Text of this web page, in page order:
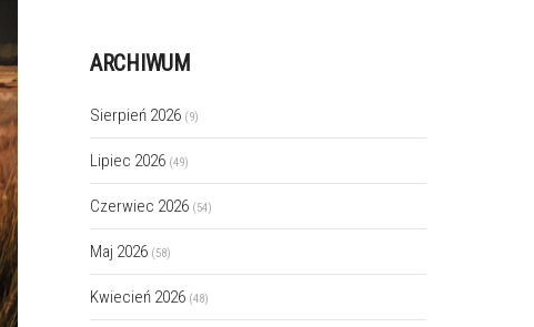
ARCHIWUM
Sierpień 2026 (9)
Lipiec 2026 (49)
Czerwiec 2026 (54)
Maj 2026 (58)
Kwiecień 2026 (48)